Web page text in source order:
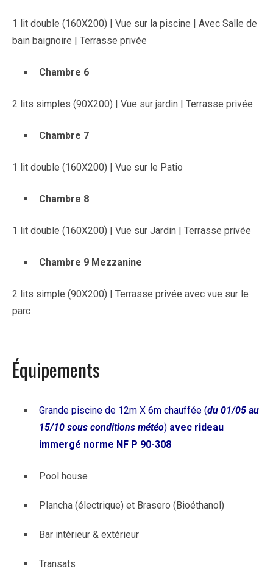
1 lit double (160X200) | Vue sur la piscine | Avec Salle de
bain baignoire | Terrasse privée
Chambre 6
2 lits simples (90X200) | Vue sur jardin | Terrasse privée
Chambre 7
1 lit double (160X200) | Vue sur le Patio
Chambre 8
1 lit double (160X200) | Vue sur Jardin | Terrasse privée
Chambre 9 Mezzanine
2 lits simple (90X200) | Terrasse privée avec vue sur le
parc
Équipements
Grande piscine de 12m X 6m chauffée (du 01/05 au
15/10 sous conditions météo) avec rideau
immergé norme NF P 90-308
Pool house
Plancha (électrique) et Brasero (Bioéthanol)
Bar intérieur & extérieur
Transats